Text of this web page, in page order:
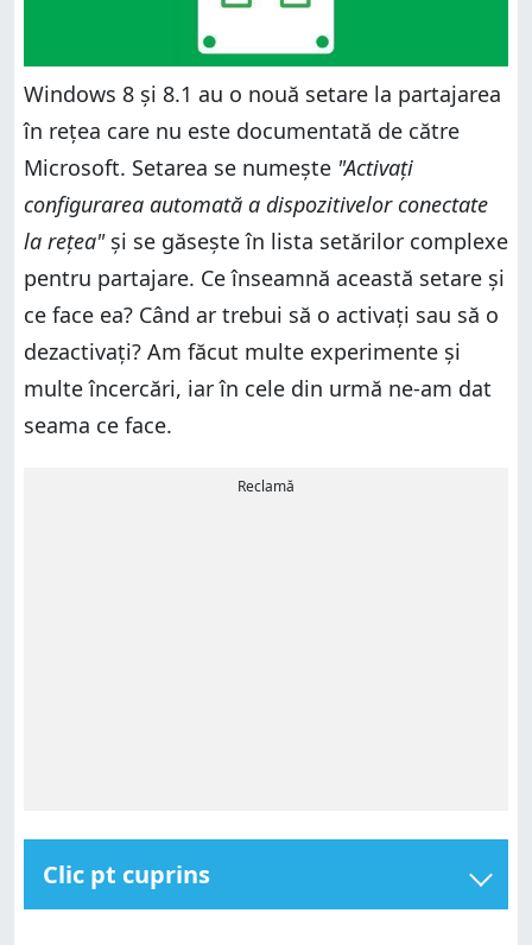
Windows 8 și 8.1 au o nouă setare la partajarea
în rețea care nu este documentată de către
Microsoft. Setarea se numește "Activați
configurarea automată a dispozitivelor conectate
la rețea"și se găsește în lista setărilor complexe
pentru partajare. Ce înseamnă această setare și
ce face ea? Când ar trebui să o activați sau să o
dezactivați? Am făcut multe experimente și
multe încercări, iar în cele din urmă ne-am dat
seama ce face.
Reclamă
Clic pt cuprins